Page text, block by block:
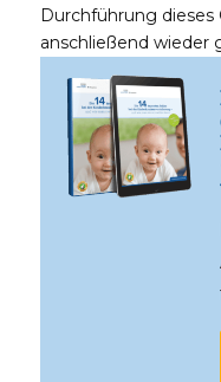
Durchführung
anschließend wieder